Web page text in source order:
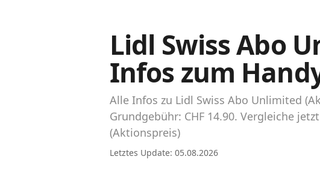
Daten-Abos vergleichen
Abos für Tablets, Hotspots und Smart
Tarifrechner Handy-Abo
Der gute alte Tarifrechner im neuen Design
Lidl Swiss Abo
Infos zum
Alle Infos zu Lidl Swiss Abo Unlimited
Grundgebühr: CHF 14.90. Vergleiche
(Aktionspreis)
Letztes Update: 05.08.2026